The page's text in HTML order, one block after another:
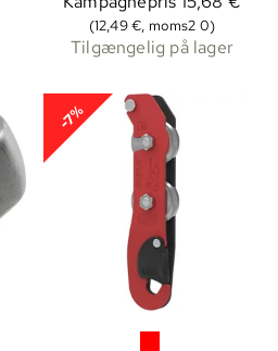
(12,49 €, moms2 0)
Tilgængelig på lager
-7%